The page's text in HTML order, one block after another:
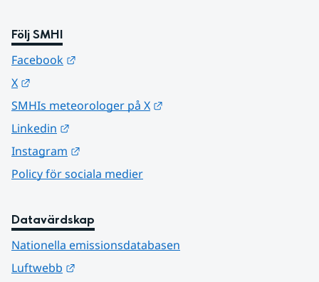
Följ SMHI
Facebook
X
SMHIs meteorologer på X
Linkedin
Instagram
Policy för sociala medier
Datavärdskap
Nationella emissionsdatabasen
Luftwebb